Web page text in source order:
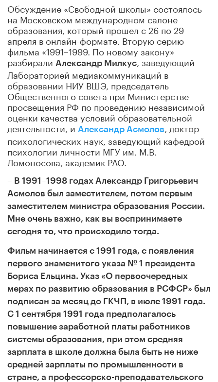
Обсуждение «Свободной школы» состоялось
на Московском международном салоне
образования, который прошел с 26 по 29
апреля в онлайн-формате. Вторую серию
фильма «1991–1999. По новому закону»
разбирали Александр Милкус , заведующий
Лабораторией медиакоммуникаций в
образовании НИУ ВШЭ, председатель
Общественного совета при Министерстве
просвещения РФ по проведению независимой
оценки качества условий образовательной
деятельности, и Александр Асмолов
, доктор
психологических наук, заведующий кафедрой
психологии личности МГУ им. М.В.
Ломоносова, академик РАО.
– В 1991 –1998 годах Александр Григорьевич
Асмолов был заместителем, потом первым
заместителем министра образования России.
Мне очень важно, как вы воспринимаете
сегодня то, что происходило тогда.
Фильм начинается с 1991 года, с появления
первого знаменитого указа № 1 президента
Бориса Ельцина. Указ «О первоочередных
мерах по развитию образования в РСФСР» был
подписан за месяц до ГКЧП, в июле 1991 года.
С 1 сентября 1991 года предполагалось
повышение заработной платы работников
системы образования, при этом средняя
зарплата в школе должна была быть не ниже
средней зарплаты по промышленности в
стране, а профессорско-преподавательского